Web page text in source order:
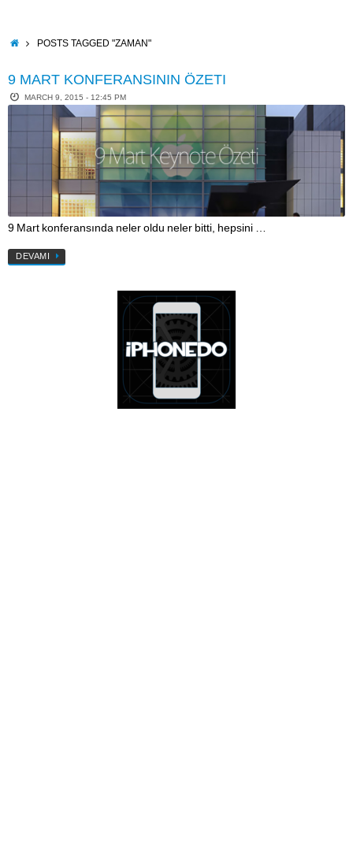
contentHOMEPOSTS TAGGED "ZAMAN"
9 MART KONFERANSININ ÖZETI
MARCH 9, 2015 - 12:45 PM
9 Mart konferansında neler oldu neler bitti, hepsini …
DEVAMI